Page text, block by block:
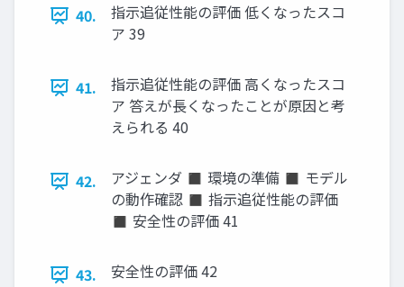
40.
指示追従性能の評価 低くなったスコ
ア 39
41.
指示追従性能の評価 高くなったスコ
ア 答えが長くなったことが原因と考
えられる 40
42.
アジェンダ ◼ 環境の準備 ◼ モデル
の動作確認 ◼ 指示追従性能の評価
◼ 安全性の評価 41
43. 安全性の評価 42